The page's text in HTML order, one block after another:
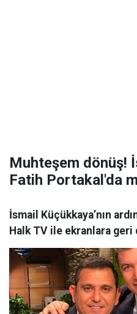
Muhteşem dönüş!
Fatih Portakal'da
İsmail Küçükkaya’nın
Halk TV ile ekranlara